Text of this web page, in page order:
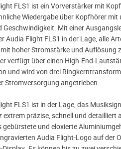
FLS1 ist ein Vorverstärker mit
Wiedergabe über Kopfhörer
Geschwindigkeit. Mit einer
Audia Flight FLS1 in der Lage, alle
hoher Stromstärke und Auflösung
verfügt über einen High-End-
und wird von drei
Stromversorgung angetrieben.
FLS1 ist in der Lage, das
extrem präzise, schnell und detailliert
gebürstete und eloxierte
Audia Flight-Logo auf der